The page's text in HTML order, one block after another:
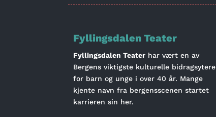
Fyllingsdalen Teater
Fyllingsdalen Teater har vært en av
Bergens viktigste kulturelle bidragsytere
for barn og unge i over 40 år. Mange
kjente navn fra bergensscenen startet
karrieren sin her.